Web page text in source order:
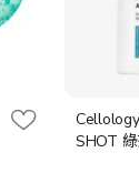
SHOT